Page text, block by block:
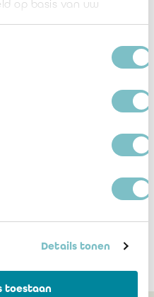
op basis van uw
Details tonen
toestaan